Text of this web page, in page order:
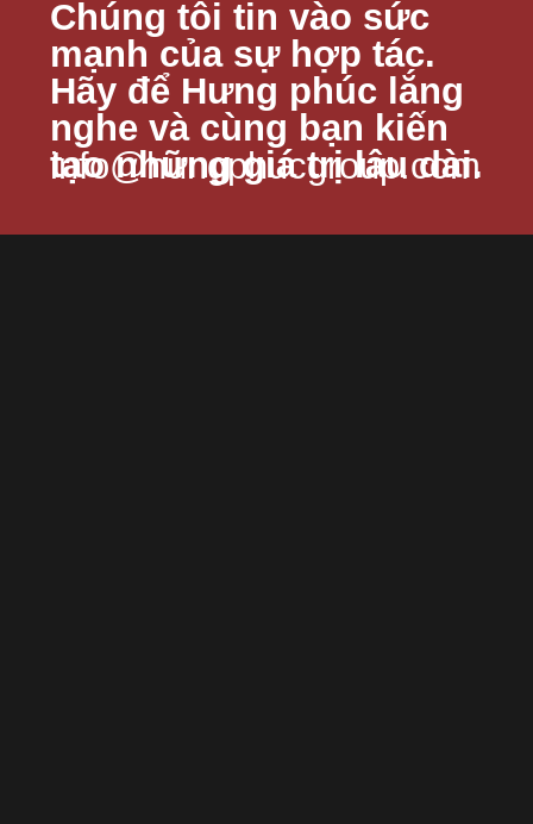
Chúng tôi tin vào sức
mạnh của sự hợp tác.
Hãy để Hưng phúc lắng
nghe và cùng bạn kiến
tạo những giá trị lâu dài.
info@hungphucgroup.com